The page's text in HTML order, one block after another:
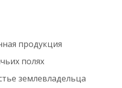
продукция
полях
землевладельца